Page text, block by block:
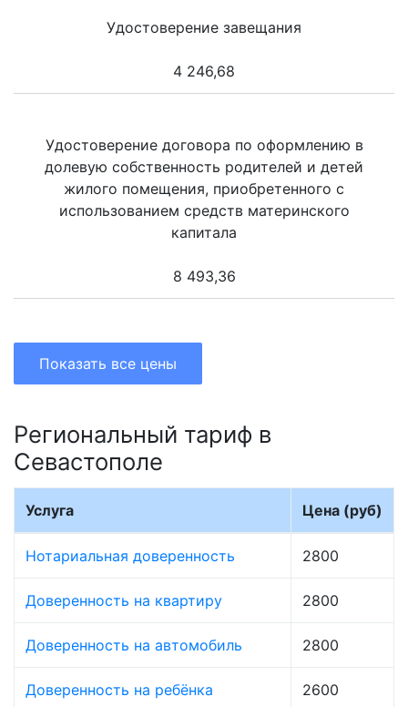
Удостоверение завещания
4 246,68
Удостоверение договора по оформлению в
долевую собственность родителей и детей
жилого помещения, приобретенного с
использованием средств материнского
капитала
8 493,36
Показать все цены
Региональный тариф в
Севастополе
Услуга Цена (руб)
Нотариальная доверенность 2800
Доверенность на квартиру 2800
Доверенность на автомобиль 2800
Доверенность на ребёнка 2600